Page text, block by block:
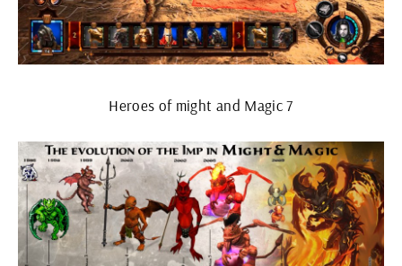
Heroes of might and Magic 7